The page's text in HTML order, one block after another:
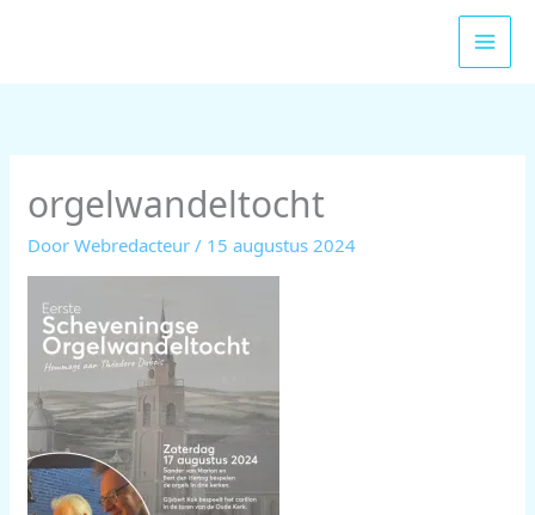
orgelwandeltocht
DoorWebredacteur/ 15 augustus 2024